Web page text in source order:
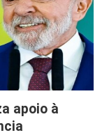
apoio à